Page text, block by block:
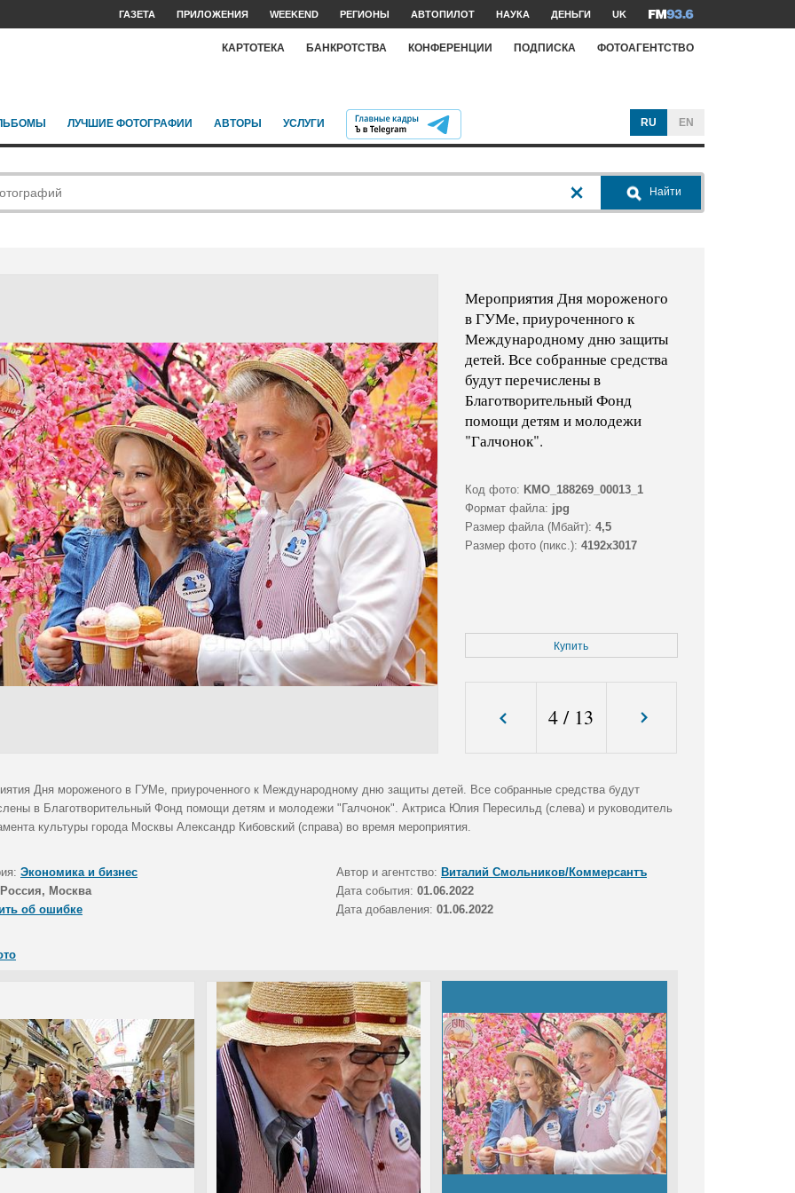
ГАЗЕТА ПРИЛОЖЕНИЯ WEEKEND РЕГИОНЫ АВТОПИЛОТ НАУКА ДЕНЬГИ UK
КАРТОТЕКА БАНКРОТСТВА КОНФЕРЕНЦИИ ПОДПИСКА ФОТОАГЕНТСТВО
ЛУЧШИЕ ФОТОГРАФИИ АВТОРЫ УСЛУГИ RU EN
Найти
Мероприятия Дня мороженого
в ГУМе, приуроченного к
Международному дню защиты
детей. Все собранные средства
будут перечислены в
Благотворительный Фонд
помощи детям и молодежи
"Галчонок".
Код фото: KMO_188269_00013_1
Формат файла: jpg
Размер файла (Мбайт): 4,5
Размер фото (пикс.): 4192x3017
Купить
4 / 13
Дня мороженого в ГУМе, приуроченного к Международному дню защиты детей. Все собранные средства будут
в Благотворительный Фонд помощи детям и молодежи "Галчонок". Актриса Юлия Пересильд (слева) и руководитель
культуры города Москвы Александр Кибовский (справа) во время мероприятия.
Экономика и бизнес Автор и агентство: Виталий Смольников/Коммерсантъ
Россия, Москва Дата события: 01.06.2022
об ошибке
Дата добавления: 01.06.2022